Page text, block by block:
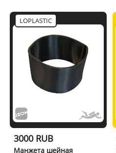
LOPLASTIC
3000 RUB
Манжета шейная